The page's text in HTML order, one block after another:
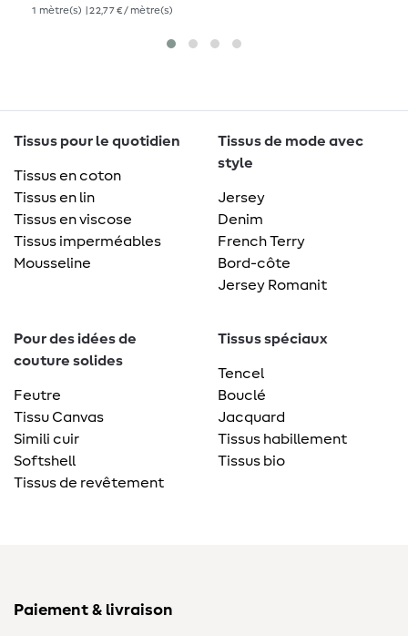
1 mètre(s) | 22,77 € / mètre(s)
Tissus pour le quotidien
Tissus en coton
Tissus en lin
Tissus en viscose
Tissus imperméables
Mousseline
Tissus de mode avec
style
Jersey
Denim
French Terry
Bord-côte
Jersey Romanit
Pour des idées de
couture solides
Feutre
Tissu Canvas
Simili cuir
Softshell
Tissus de revêtement
Tissus spéciaux
Tencel
Bouclé
Jacquard
Tissus habillement
Tissus bio
Paiement & livraison